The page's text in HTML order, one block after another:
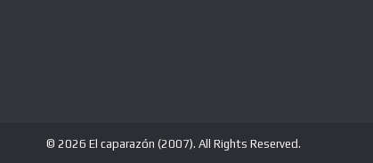
© 2026 El caparazón (2007). All Rights Reserved.